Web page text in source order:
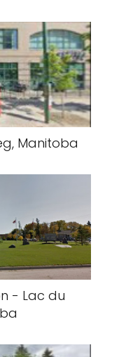
Manitoba
- Lac du